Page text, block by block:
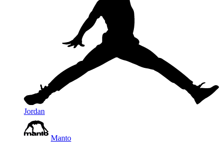
Jordan
Manto